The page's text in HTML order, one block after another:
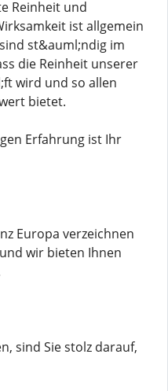
Reinheit und
ist allgemein
st&auml;ndig im
die Reinheit unserer
wird und so allen
bietet.
Erfahrung ist Ihr
Europa verzeichnen
wir bieten Ihnen
sind Sie stolz darauf,